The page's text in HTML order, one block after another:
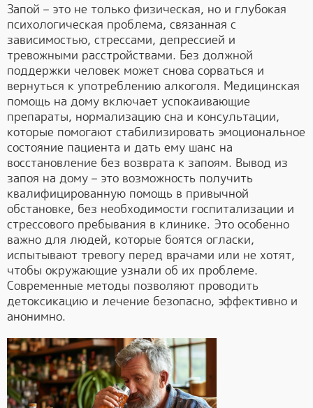
Запой – это не только физическая, но и глубокая
психологическая проблема, связанная с
зависимостью, стрессами, депрессией и
тревожными расстройствами. Без должной
поддержки человек может снова сорваться и
вернуться к употреблению алкоголя. Медицинская
помощь на дому включает успокаивающие
препараты, нормализацию сна и консультации,
которые помогают стабилизировать эмоциональное
состояние пациента и дать ему шанс на
восстановление без возврата к запоям. Вывод из
запоя на дому – это возможность получить
квалифицированную помощь в привычной
обстановке, без необходимости госпитализации и
стрессового пребывания в клинике. Это особенно
важно для людей, которые боятся огласки,
испытывают тревогу перед врачами или не хотят,
чтобы окружающие узнали об их проблеме.
Современные методы позволяют проводить
детоксикацию и лечение безопасно, эффективно и
анонимно.